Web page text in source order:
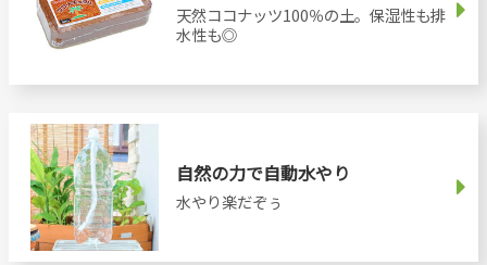
天然ココナッツ100％の土。保湿性も排
水性も◎
自然の力で自動水やり
水やり楽だぞぅ